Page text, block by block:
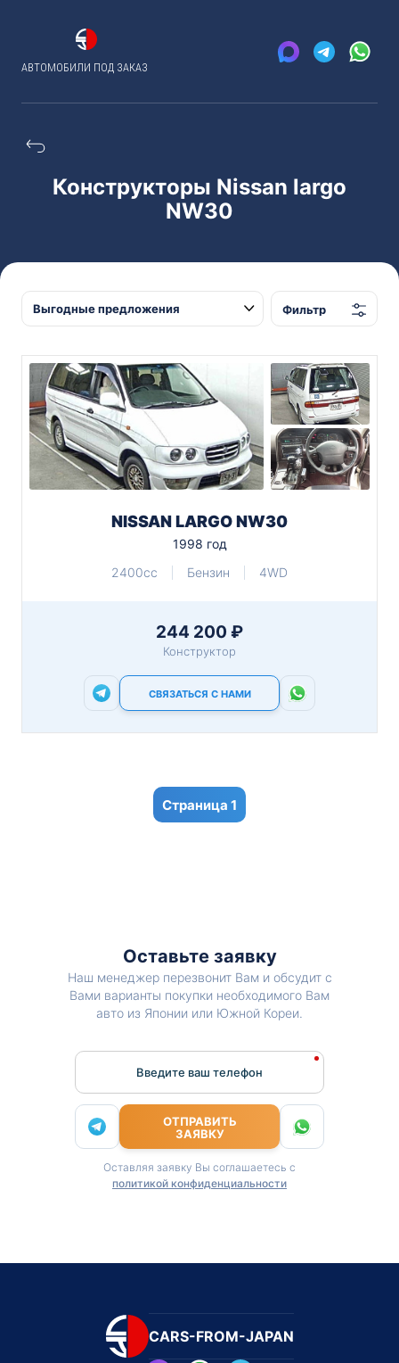
АВТОМОБИЛИ ПОД ЗАКАЗ
Конструкторы Nissan largo
NW30
Фильтр
NISSAN LARGO NW30
1998 год
2400cc
Бензин 4WD
244 200 ₽
Конструктор
СВЯЗАТЬСЯ С НАМИ
1
Оставьте заявку
Наш менеджер перезвонит Вам и обсудит с
Вами варианты покупки необходимого Вам
авто из Японии или Южной Кореи.
Введите ваш телефон
ОТПРАВИТЬ
ЗАЯВКУ
Оставляя заявку Вы соглашаетесь с
политикой конфиденциальности
CARS-FROM-JAPAN